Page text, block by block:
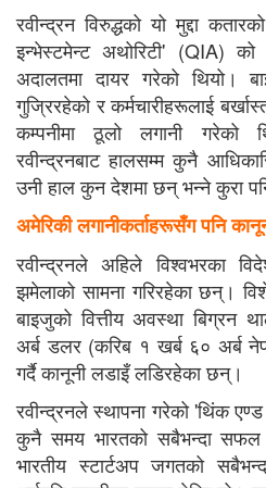
रवीन्द्रन विरुद्धको यो मुद्दा
इन्भेस्टमेन्ट अथोरिटी' (QIA)
अदालतमा दायर गरेको थियो।
गुज्रिरहेको र कर्मचारीहरूलाई
कम्पनीमा ठूलो लगानी गरेको
रवीन्द्रनबाट हालसम्म कुनै
उनी हाल कुन देशमा छन् भन्ने कुरा
अमेरिकी लगानीकर्ताहरूसँग पनि
रवीन्द्रनले अहिले विश्वभरका
झमेलाको सामना गरिरहेका छन्।
बाइजुको वित्तीय अवस्था बिग्रन
अर्ब डलर (करिब १ खर्ब ६० अर्ब
गर्दै कानूनी लडाइँ लडिरहेका छन्।
रवीन्द्रनले स्थापना गरेको 'थिंक
कुनै समय भारतको सबैभन्दा सफल
भारतीय स्टार्टअप जगतको